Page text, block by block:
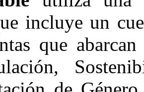
incluye un
que